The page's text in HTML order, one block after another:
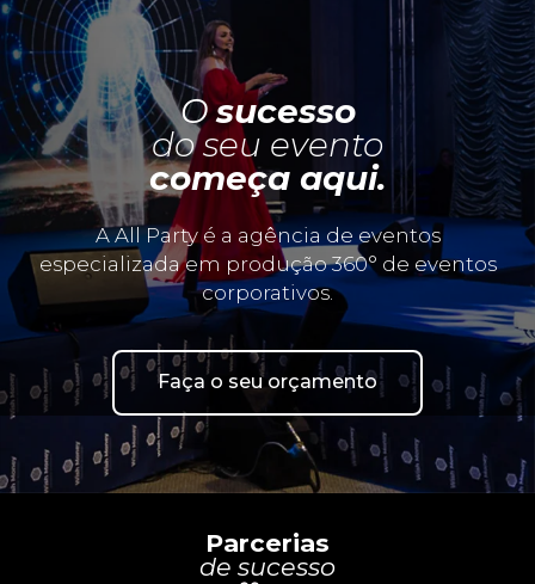
Osucesso
do seu evento
começa aqui.
A All Party é a agência de eventos
especializada em produção 360° de eventos
corporativos.
Faça o seu orçamento
Parcerias
de sucesso